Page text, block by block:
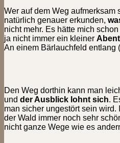
Wer auf dem Weg
natürlich genauer erkunden,
nicht mehr. Es hätte mich
ja nicht immer ein kleiner
An einem Bärlauchfeld entlang
Den Weg dorthin kann man
und der Ausblick lohnt sich.
man sicher ungestört sein
der Wald immer noch sehr
nicht ganze Wege wie es